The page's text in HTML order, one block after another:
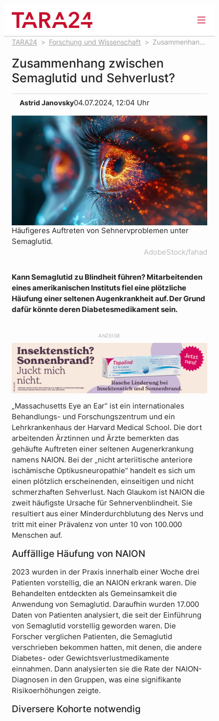
springen
TARA24 Forschung und Wissenschaft
Zusammenhang
Zusammenhang zwischen
Semaglutid und Sehverlust?
Astrid Janovsky04.07.2024, 12:04 Uhr
Häufigeres Auftreten von Sehnervproblemen unter
Semaglutid.
AdobeStock/fahad
Kann Semaglutid zu Blindheit führen? Mitarbeitenden
eines amerikanischen Instituts fiel eine plötzliche
Häufung einer seltenen Augenkrankheit auf. Der Grund
dafür könnte deren Diabetesmedikament sein.
ANZEIGE
„Massachusetts Eye an Ear“ ist ein internationales
Behandlungs- und Forschungszentrum und ein
Lehrkrankenhaus der Harvard Medical School. Die dort
arbeitenden Ärztinnen und Ärzte bemerkten das
gehäufte Auftreten einer seltenen Augenerkrankung
namens NAION. Bei der „nicht arteriitische anteriore
ischämische Optikusneuropathie“ handelt es sich um
einen plötzlich erscheinenden, einseitigen und nicht
schmerzhaften Sehverlust. Nach Glaukom ist NAION die
zweit häufigste Ursache für Sehnervenblindheit. Sie
resultiert aus einer Minderdurchblutung des Nervs und
tritt mit einer Prävalenz von unter 10 von 100.000
Menschen auf.
Auffällige Häufung von NAION
2023 wurden in der Praxis innerhalb einer Woche drei
Patienten vorstellig, die an NAION erkrank waren. Die
Behandelten entdeckten als Gemeinsamkeit die
Anwendung von Semaglutid. Daraufhin wurden 17.000
Daten von Patienten analysiert, die seit der Einführung
von Semaglutid vorstellig geworden waren. Die
Forscher verglichen Patienten, die Semaglutid
verschrieben bekommen hatten, mit denen, die andere
Diabetes- oder Gewichtsverlustmedikamente
einnahmen. Dann analysierten sie die Rate der NAION-
Diagnosen in den Gruppen, was eine signifikante
Risikoerhöhungen zeigte.
Diversere Kohorte notwendig